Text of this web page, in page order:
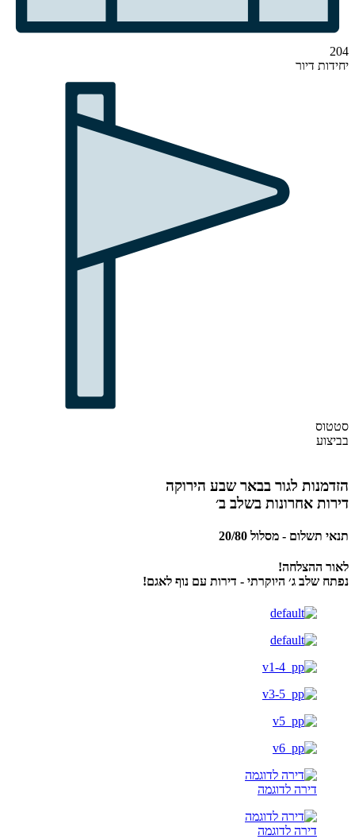
204
יחידות דיור
סטטוס
בביצוע
הזדמנות לגור בבאר שבע הירוקה
דירות אחרונות בשלב ב׳
תנאי תשלום - מסלול 20/80
לאור ההצלחה!
נפתח שלב ג׳ היוקרתי - דירות עם נוף לאגם!
דירה לדוגמה
דירה לדוגמה